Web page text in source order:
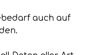
auch auf